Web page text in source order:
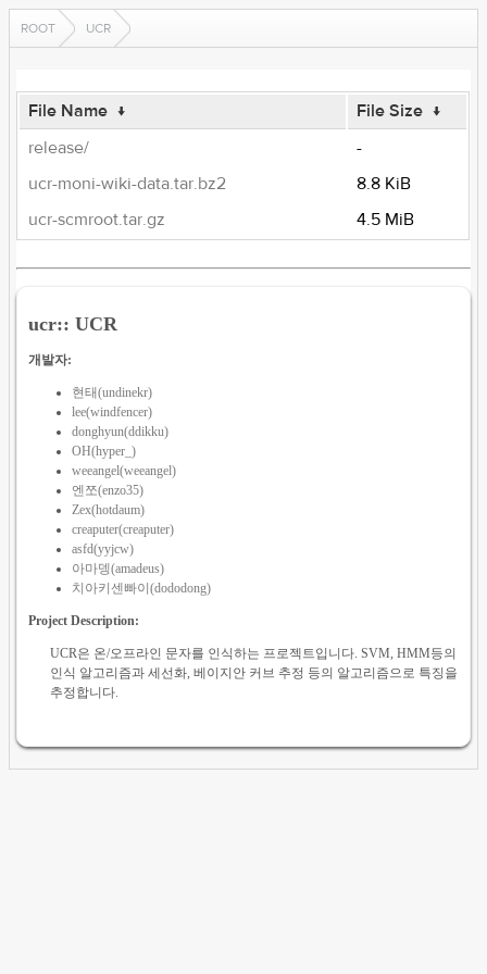
ROOT UCR
File Name ↓ File Size ↓
release/
-
ucr-moni-wiki-data.tar.bz2
8.8 KiB
ucr-scmroot.tar.gz
4.5 MiB
ucr:: UCR
개발자:
현태(undinekr)
lee(windfencer)
donghyun(ddikku)
OH(hyper_)
weeangel(weeangel)
엔쪼(enzo35)
Zex(hotdaum)
creaputer(creaputer)
asfd(yyjcw)
아마뎅(amadeus)
치아키센빠이(dododong)
Project Description:
UCR은 온/오프라인 문자를 인식하는 프로젝트입니다. SVM, HMM등의
인식 알고리즘과 세선화, 베이지안 커브 추정 등의 알고리즘으로 특징을
추정합니다.